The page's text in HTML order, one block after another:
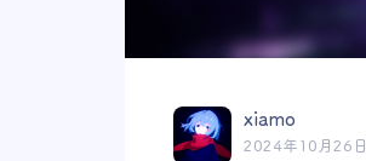
xiamo
2024年10月26日